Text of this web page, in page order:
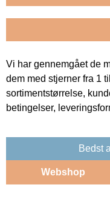
Vi har gennemgået de
dem med stjerner fra 1
sortimentstørrelse,
betingelser,
Bedst
Webshop